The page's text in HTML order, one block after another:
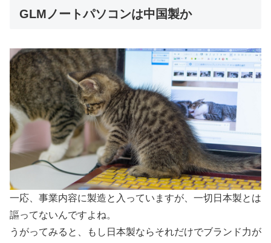
GLMノートパソコンは中国製か
一応、事業内容に製造と入っていますが、一切日本製とは
謳ってないんですよね。
うがってみると、もし日本製ならそれだけでブランド力が